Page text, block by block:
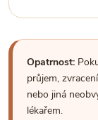
Opatrnost:
průjem,
nebo jiná
lékařem.